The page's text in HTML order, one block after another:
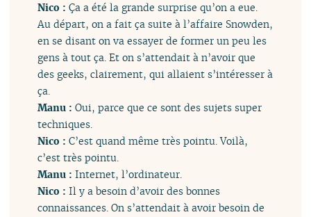
Nico :Ça a été la grande surprise qu’on a eue.
Au départ, on a fait ça suite à l’affaire Snowden,
en se disant on va essayer de former un peu les
gens à tout ça. Et on s’attendait à n’avoir que
des geeks, clairement, qui allaient s’intéresser à
ça.
Manu :Oui, parce que ce sont des sujets super
techniques.
Nico :C’est quand même très pointu. Voilà,
c’est très pointu.
Manu :Internet, l’ordinateur.
Nico :Il y a besoin d’avoir des bonnes
connaissances. On s’attendait à avoir besoin de